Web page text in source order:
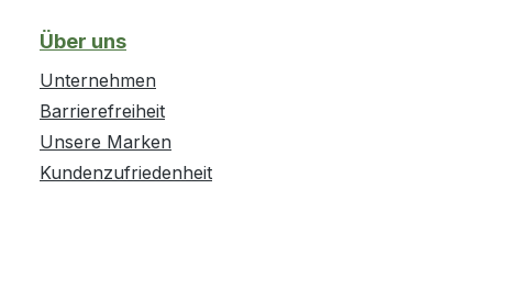
Über uns
Unternehmen
Barrierefreiheit
Unsere Marken
Kundenzufriedenheit